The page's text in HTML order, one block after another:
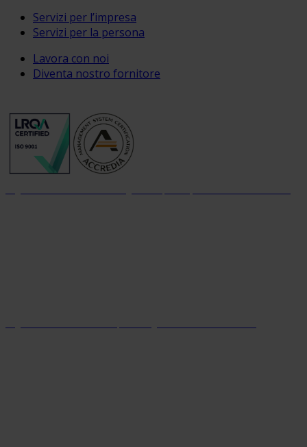
Servizi per l’impresa
Servizi per la persona
Lavora con noi
Diventa nostro fornitore